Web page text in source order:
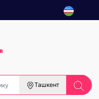
Ташкент